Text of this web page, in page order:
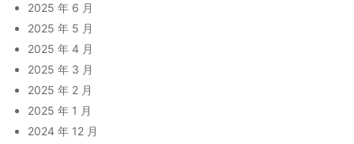
2025 年 6 月
2025 年 5 月
2025 年 4 月
2025 年 3 月
2025 年 2 月
2025 年 1 月
2024 年 12 月